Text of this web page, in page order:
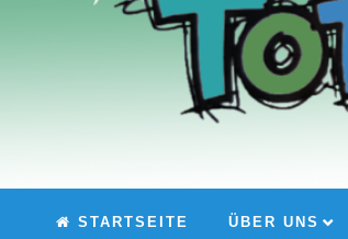
STARTSEITE ÜBER UNS